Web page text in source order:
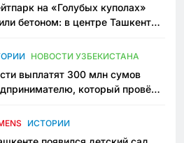
на «Голубых куполах»
бетоном: в центре Ташкента
НОВОСТИ УЗБЕКИСТАНА
выплатят 300 млн сумов
который провёл
ИСТОРИИ